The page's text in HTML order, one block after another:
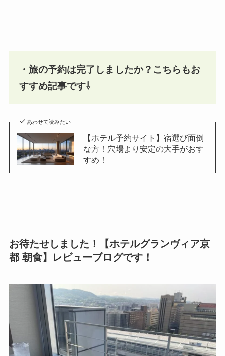
・旅の予約は完了しましたか？こちらもお
すすめ記事です⇩
あわせて読みたい
【ホテル予約サイト】宿選び面倒
な方！穴場より安定の大手がおす
すめ！
お待たせしました！【ホテルグランヴィア京
都 朝食】レビューブログです！